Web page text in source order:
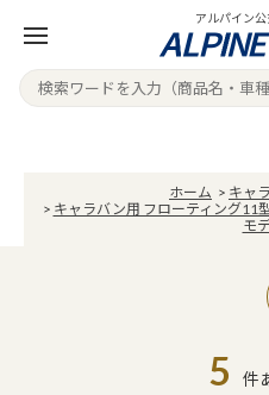
アルパイン
ホーム > キャ
> キャラバン用 フローティング11
モ
5 件